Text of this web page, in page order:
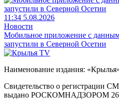
11:34 5.08.2026
Новости
Мобильное приложение с
запустили в Северной Осетии
Наименование издания:
Свидетельство о регистрации
выдано РОСКОМНАДЗОРОМ